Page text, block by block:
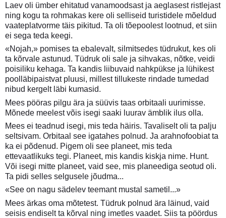
Laev oli ümber ehitatud vanamoodsast ja aeglasest ristlejast
ning kogu ta rohmakas kere oli selliseid turistidele mõeldud
vaateplatvorme täis pikitud. Ta oli tõepoolest lootnud, et siin
ei sega teda keegi.
«Nojah,» pomises ta ebalevalt, silmitsedes tüdrukut, kes oli
ta kõrvale astunud. Tüdruk oli sale ja sihvakas, nõtke, veidi
poisiliku kehaga. Ta kandis liibuvaid nahkpükse ja lühikest
poolläbipaistvat pluusi, millest tillukeste rindade tumedad
nibud kergelt läbi kumasid.
Mees pööras pilgu ära ja süüvis taas orbitaali uurimisse.
Mõnede meelest võis isegi saaki luurav ämblik ilus olla.
Mees ei teadnud isegi, mis teda häiris. Tavaliselt oli ta palju
seltsivam. Orbitaal see igatahes polnud. Ja arahnofoobiat ta
ka ei põdenud. Pigem oli see planeet, mis teda
ettevaatlikuks tegi. Planeet, mis kandis kiskja nime. Hunt.
Või isegi mitte planeet, vaid see, mis planeediga seotud oli.
Ta pidi selles selgusele jõudma...
«See on nagu sädelev teemant mustal sametil...»
Mees ärkas oma mõtetest. Tüdruk polnud ära läinud, vaid
seisis endiselt ta kõrval ning imetles vaadet. Siis ta pöördus